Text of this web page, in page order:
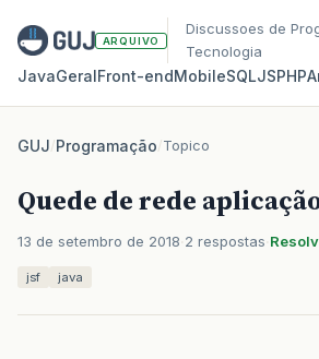
ARQUIVO
Discussoes de
Tecnologia
JavaGeralFront‑endMobileSQLJSPHP
GUJ/Programação/Topico
Quede de rede
13 de setembro de 2018 2 respostas
jsf java